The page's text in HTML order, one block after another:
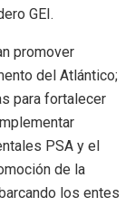
GEI.
promover
del Atlántico;
para fortalecer
PSA y el
de la
los entes